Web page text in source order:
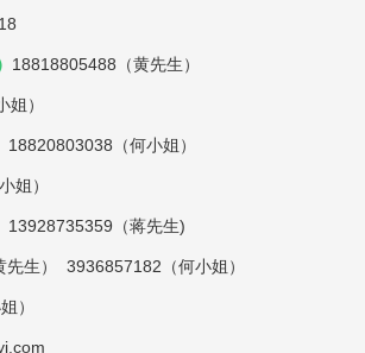
18818805488（黄先生）
）
（何小姐）
姐）
（蒋先生)
生） 3936857182（何小姐）
）